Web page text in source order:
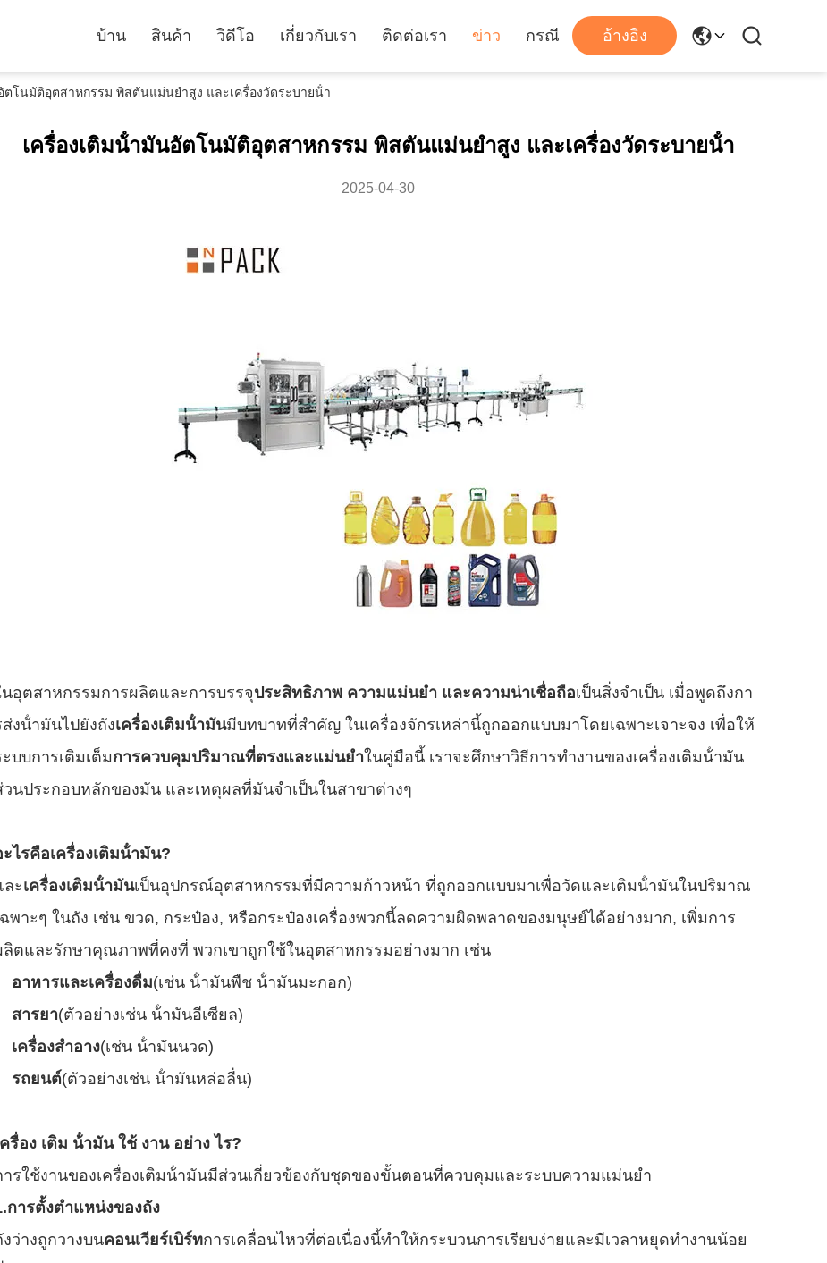
บ้าน สินค้า วิดีโอ เกี่ยวกับเรา ติดต่อเรา ข่าว กรณี อ้างอิง
ตโนมัติอุตสาหกรรม พิสตันแม่นยําสูง และเครื่องวัดระบายน้ํา
เครื่องเติมน้ํามันอัตโนมัติอุตสาหกรรม พิสตันแม่นยําสูง และเครื่องวัดระบายน้ํา
2025-04-30
นอุตสาหกรรมการผลิตและการบรรจุประสิทธิภาพ ความแม่นยํา และความน่าเชื่อถือเป็นสิ่งจําเป็น เมื่อพูดถึงกา
ส่งน้ํามันไปยังถังเครื่องเติมน้ํามันมีบทบาทที่สําคัญ ในเครื่องจักรเหล่านี้ถูกออกแบบมาโดยเฉพาะเจาะจง เพื่อให้
ะบบการเติมเต็มการควบคุมปริมาณที่ตรงและแม่นยําในคู่มือนี้ เราจะศึกษาวิธีการทํางานของเครื่องเติมน้ํามัน
วนประกอบหลักของมัน และเหตุผลที่มันจําเป็นในสาขาต่างๆ
ะไรคือเครื่องเติมน้ํามัน?
ละเครื่องเติมน้ํามันเป็นอุปกรณ์อุตสาหกรรมที่มีความก้าวหน้า ที่ถูกออกแบบมาเพื่อวัดและเติมน้ํามันในปริมาณ
ฉพาะๆ ในถัง เช่น ขวด, กระป๋อง, หรือกระป๋องเครื่องพวกนี้ลดความผิดพลาดของมนุษย์ได้อย่างมาก, เพิ่มการ
ลิตและรักษาคุณภาพที่คงที่ พวกเขาถูกใช้ในอุตสาหกรรมอย่างมาก เช่น
อาหารและเครื่องดื่ม(เช่น น้ํามันพืช น้ํามันมะกอก)
สารยา(ตัวอย่างเช่น น้ํามันอีเซียล)
เครื่องสําอาง(เช่น น้ํามันนวด)
รถยนต์(ตัวอย่างเช่น น้ํามันหล่อลื่น)
ครื่อง เติม น้ํามัน ใช้ งาน อย่าง ไร?
ารใช้งานของเครื่องเติมน้ํามันมีส่วนเกี่ยวข้องกับชุดของขั้นตอนที่ควบคุมและระบบความแม่นยํา
การตั้งตําแหน่งของถัง
งว่างถูกวางบนคอนเวียร์เบิร์ทการเคลื่อนไหวที่ต่อเนื่องนี้ทําให้กระบวนการเรียบง่ายและมีเวลาหยุดทํางานน้อย